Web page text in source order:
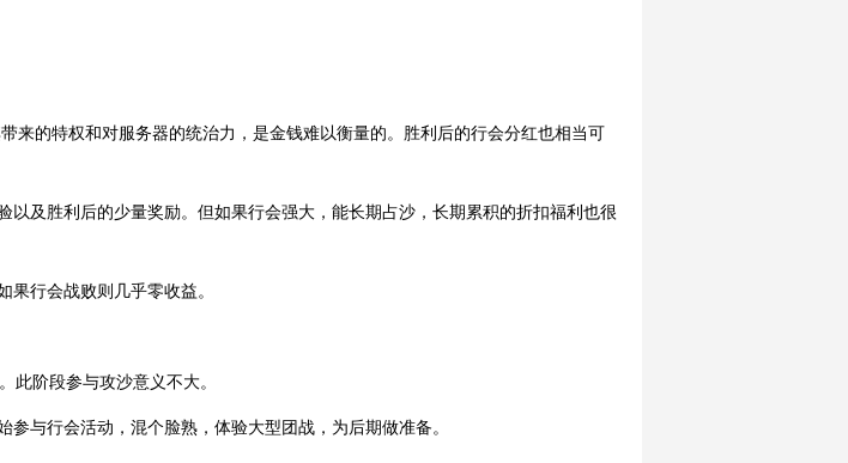
来的特权和对服务器的统治力，是金钱难以衡量的。胜利后的行会分红也相当可
及胜利后的少量奖励。但如果行会强大，能长期占沙，长期累积的折扣福利也很
行会战败则几乎零收益。
此阶段参与攻沙意义不大。
与行会活动，混个脸熟，体验大型团战，为后期做准备。